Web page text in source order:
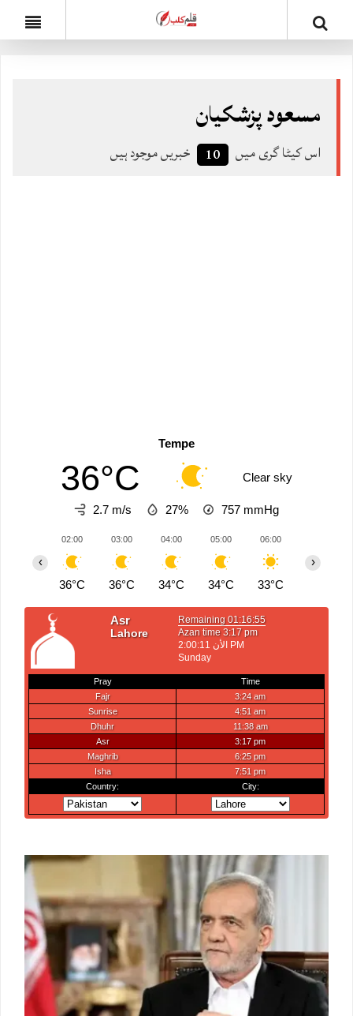
مسعود پزشکیان
اس کیٹا گری میں 10 خبریں موجود ہیں
Tempe
36°C Clear sky
2.7 m/s 27% 757 mmHg
02:00
36°C
03:00
36°C
04:00
34°C
05:00
34°C
06:00
33°C
‹ ›